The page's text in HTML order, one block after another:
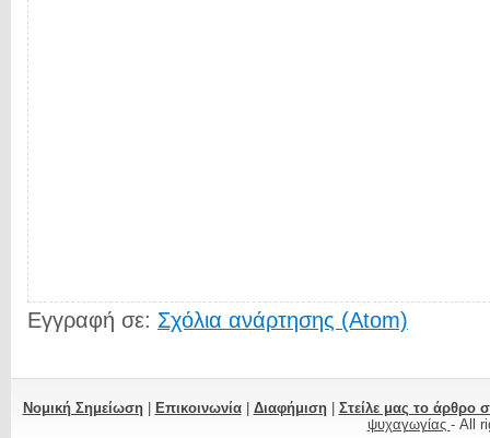
Εγγραφή σε: Σχόλια ανάρτησης (Atom)
Νομική Σημείωση| Επικοινωνία| Διαφήμιση| Στείλε μας το άρθρο
ψυχαγωγίας - All